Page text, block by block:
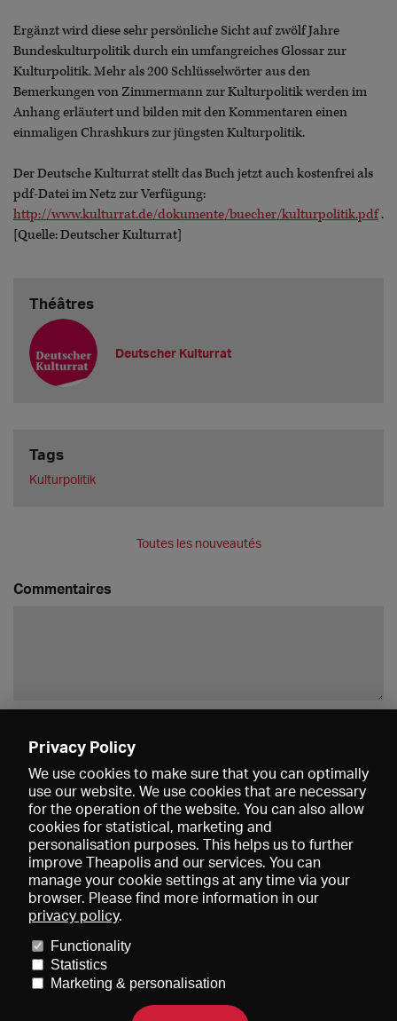
Ergänzt wird diese sehr persönliche Sicht auf zwölf Jahre
Bundeskulturpolitik durch ein umfangreiches Glossar zur
Kulturpolitik. Mehr als 200 Schlüsselwörter aus den
Bemerkungen von Zimmermann zur Kulturpolitik werden im
Anhang erläutert und bilden mit den Kommentaren einen
einmaligen Chrashkurs zur jüngsten Kulturpolitik.
Der Deutsche Kulturrat stellt das Buch jetzt auch kostenfrei als
pdf-Datei im Netz zur Verfügung:
http://www.kulturrat.de/dokumente/buecher/kulturpolitik.pdf.
[Quelle: Deutscher Kulturrat]
Théâtres
Deutscher Kulturrat
Tags
Kulturpolitik
Toutes les nouveautés
Commentaires
Données médiatiques
Conditions générales de vente
Contact
Aide Newsletter
Privacy Policy
We use cookies to make sure that you can optimally
use our website. We use cookies that are necessary
for the operation of the website. You can also allow
cookies for statistical, marketing and
personalisation purposes. This helps us to further
improve Theapolis and our services. You can
manage your cookie settings at any time via your
browser. Please find more information in our
privacy policy.
Functionality
Statistics
Marketing & personalisation